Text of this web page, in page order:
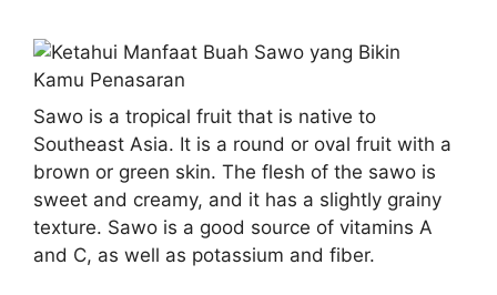
Sawo is a tropical fruit that is native to
Southeast Asia. It is a round or oval fruit with a
brown or green skin. The flesh of the sawo is
sweet and creamy, and it has a slightly grainy
texture. Sawo is a good source of vitamins A
and C, as well as potassium and fiber.